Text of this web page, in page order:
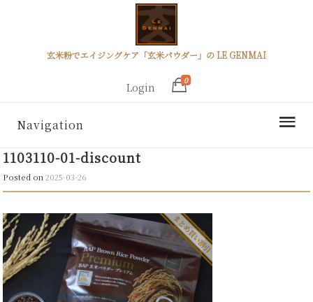
玄米粉でエイジングケア「玄米パウダー」の LE GENMAI
Login
0
Navigation
1103110-01-discount
Posted on2025-03-26